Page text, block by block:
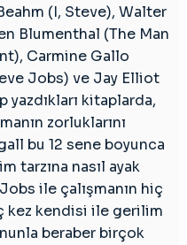
(I, Steve), Walter
Blumenthal (The Man
Carmine Gallo
Jobs) ve Jay Elliot
yazdıkları kitaplarda,
zorluklarını
bu 12 sene boyunca
tarzına nasıl ayak
ile çalışmanın hiç
kez kendisi ile gerilim
beraber birçok